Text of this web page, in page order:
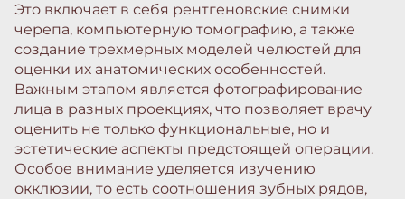
Это включает в себя рентгеновские снимки
черепа, компьютерную томографию, а также
создание трехмерных моделей челюстей для
оценки их анатомических особенностей.
Важным этапом является фотографирование
лица в разных проекциях, что позволяет врачу
оценить не только функциональные, но и
эстетические аспекты предстоящей операции.
Особое внимание уделяется изучению
окклюзии, то есть соотношения зубных рядов,